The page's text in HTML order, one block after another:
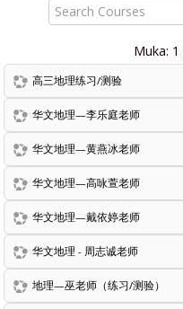
Courses
Muka: 1
高三地理练习/测验
华文地理—李乐庭老师
华文地理—黄燕冰老师
华文地理—高咏萱老师
华文地理—戴依婷老师
华文地理 - 周志诚老师
地理—巫老师（练习/测验）